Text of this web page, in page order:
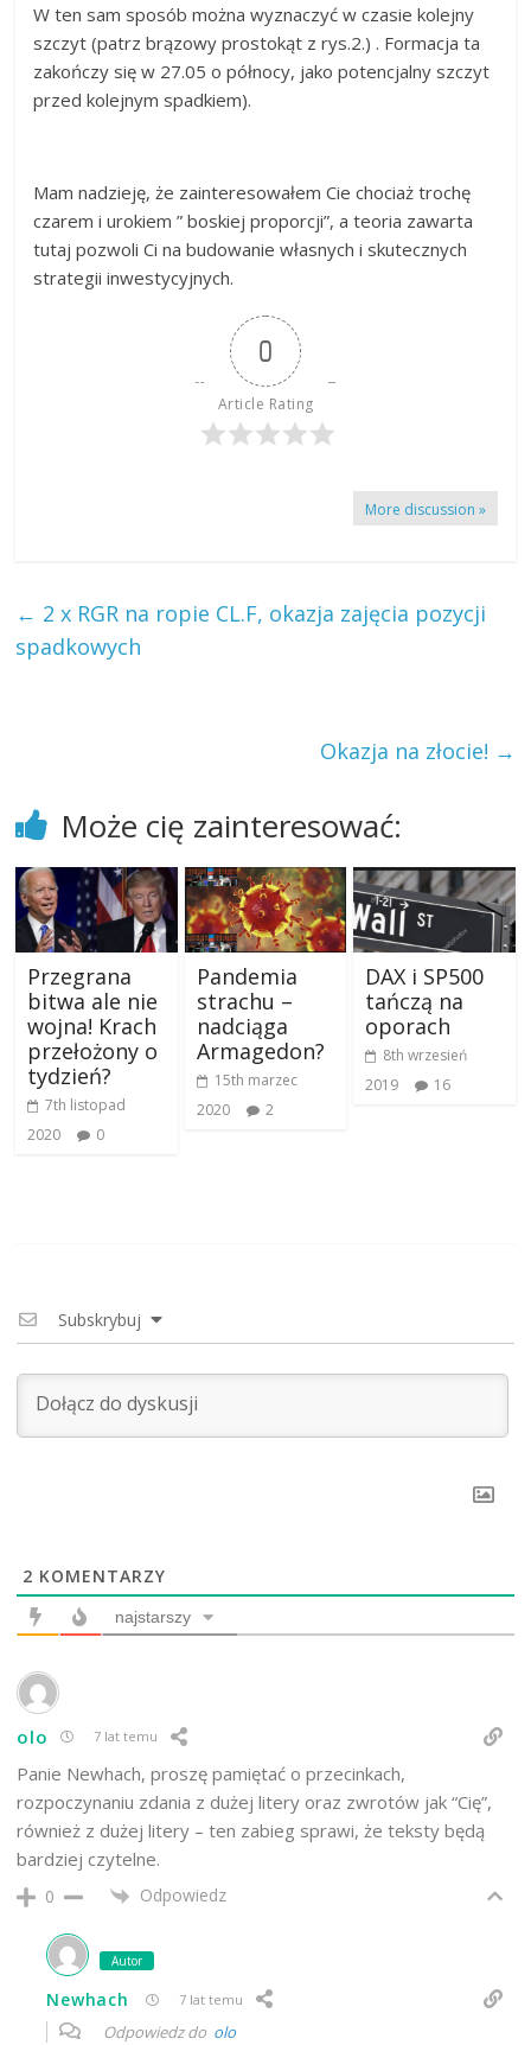
W ten sam sposób można wyznaczyć w czasie kolejny
szczyt (patrz brązowy prostokąt z rys.2.) . Formacja ta
zakończy się w 27.05 o północy, jako potencjalny szczyt
przed kolejnym spadkiem).
Mam nadzieję, że zainteresowałem Cie chociaż trochę
czarem i urokiem ” boskiej proporcji”, a teoria zawarta
tutaj pozwoli Ci na budowanie własnych i skutecznych
strategii inwestycyjnych.
0
Article Rating
More discussion »
← 2 x RGR na ropie CL.F, okazja zajęcia pozycji
spadkowych
Okazja na złocie! →
Może cię zainteresować:
Przegrana
bitwa ale nie
wojna! Krach
przełożony o
tydzień?
7th listopad
2020
0
Pandemia
strachu –
nadciąga
Armagedon?
15th marzec
2020
2
DAX i SP500
tańczą na
oporach
8th wrzesień
2019
16
Subskrybuj
2 KOMENTARZY
najstarszy
olo 7 lat temu
Panie Newhach, proszę pamiętać o przecinkach,
rozpoczynaniu zdania z dużej litery oraz zwrotów jak “Cię”,
również z dużej litery – ten zabieg sprawi, że teksty będą
bardziej czytelne.
0 Odpowiedz
Autor
Newhach 7 lat temu
Odpowiedz do olo